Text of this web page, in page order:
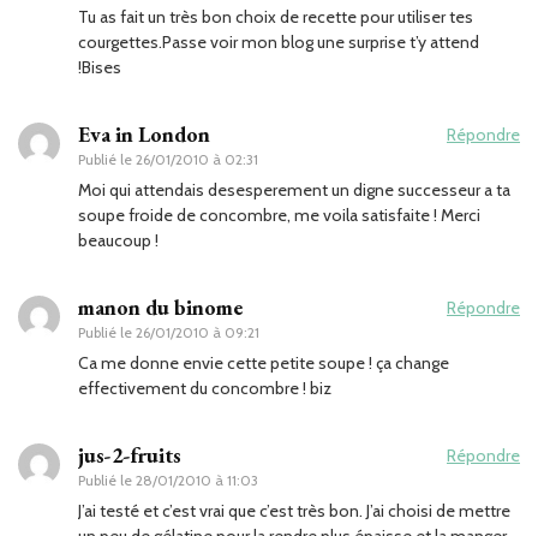
Tu as fait un très bon choix de recette pour utiliser tes
courgettes.Passe voir mon blog une surprise t’y attend
!Bises
Eva in London
Publié le 26/01/2010 à 02:31
Répondre
Moi qui attendais desesperement un digne successeur a ta
soupe froide de concombre, me voila satisfaite ! Merci
beaucoup !
manon du binome
Publié le 26/01/2010 à 09:21
Répondre
Ca me donne envie cette petite soupe ! ça change
effectivement du concombre ! biz
jus-2-fruits
Publié le 28/01/2010 à 11:03
Répondre
J’ai testé et c’est vrai que c’est très bon. J’ai choisi de mettre